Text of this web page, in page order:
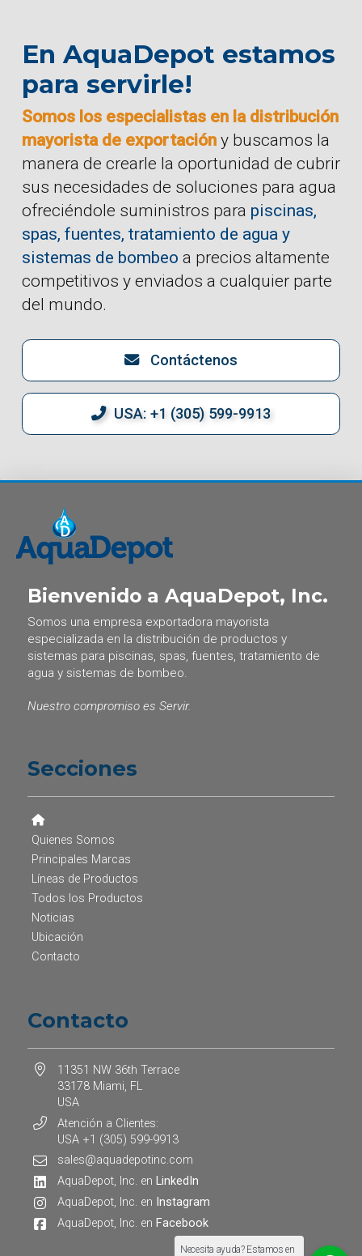
En AquaDepot estamos
para servirle!
Somos los especialistas en la distribución
mayorista de exportacióny buscamos la
manera de crearle la oportunidad de cubrir
sus necesidades de soluciones para agua
ofreciéndole suministros para piscinas,
spas, fuentes, tratamiento de agua y
sistemas de bombeo a precios altamente
competitivos y enviados a cualquier parte
del mundo.
Contáctenos
USA: +1 (305) 599-9913
Bienvenido a AquaDepot, Inc.
Somos una empresa exportadora mayorista
especializada en la distribución de productos y
sistemas para piscinas, spas, fuentes, tratamiento de
agua y sistemas de bombeo.
Nuestro compromiso es Servir.
Secciones
Quienes Somos
Principales Marcas
Líneas de Productos
Todos los Productos
Noticias
Ubicación
Contacto
Contacto
11351 NW 36th Terrace
33178 Miami, FL
USA
Atención a Clientes:
USA +1 (305) 599-9913
sales@aquadepotinc.com
AquaDepot, Inc. enLinkedIn
AquaDepot, Inc. en Instagram
AquaDepot, Inc. en Facebook
Necesita ayuda? Estamos en